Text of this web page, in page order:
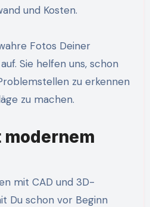
und Kosten.
Fotos Deiner
Sie helfen uns, schon
zu erkennen
zu machen.
modernem
mit CAD und 3D-
Du schon vor Beginn